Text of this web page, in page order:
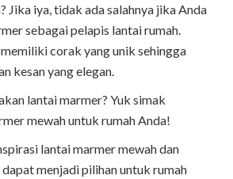
Jika iya, tidak ada salahnya jika Anda
sebagai pelapis lantai rumah.
corak yang unik sehingga
kesan yang elegan.
lantai marmer? Yuk simak
mewah untuk rumah Anda!
lantai marmer mewah dan
menjadi pilihan untuk rumah